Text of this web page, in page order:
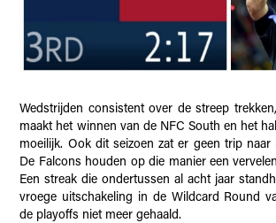
Wedstrijden consistent over de streep
maakt het winnen van de NFC South en het
moeilijk. Ook dit seizoen zat er geen trip naar
De Falcons houden op die manier een
Een streak die ondertussen al acht jaar
vroege uitschakeling in de Wildcard Round
de playoffs niet meer gehaald.